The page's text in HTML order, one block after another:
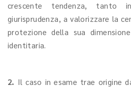
crescente tendenza, tanto
giurisprudenza, a valorizzare la
protezione della sua
identitaria.
2. Il caso in esame trae origine